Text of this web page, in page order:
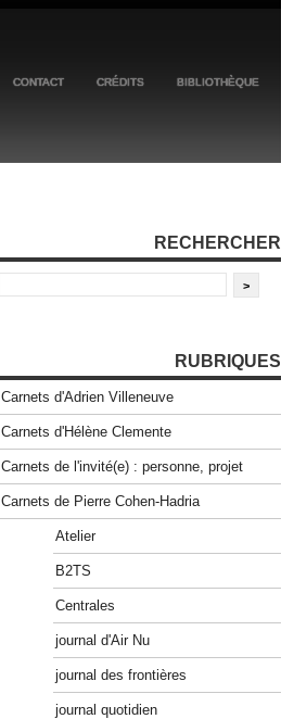
CONTACT CRÉDITS BIBLIOTHÈQUE
RECHERCHER
RUBRIQUES
Carnets d'Adrien Villeneuve
Carnets d'Hélène Clemente
Carnets de l'invité(e) : personne, projet
Carnets de Pierre Cohen-Hadria
Atelier
B2TS
Centrales
journal d'Air Nu
journal des frontières
journal quotidien